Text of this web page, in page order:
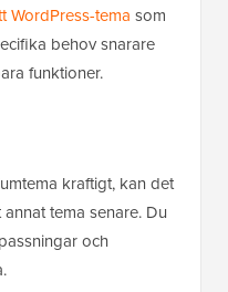
WordPress-tema som
behov snarare
funktioner.
kraftigt, kan det
tema senare. Du
och